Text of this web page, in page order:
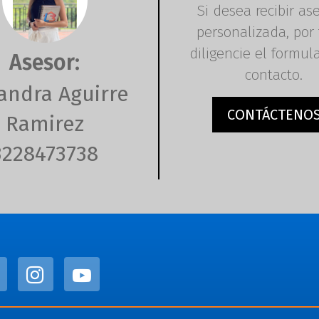
Asesor:
Aguirre
Ramirez
Si desea recibir
personalizada, por
diligencie el
contacto.